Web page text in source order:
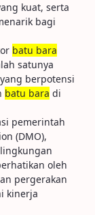
kuat, serta
bagi
batu bara
satunya
berpotensi
batu bara di
pemerintah
(DMO),
oleh
pergerakan
kinerja